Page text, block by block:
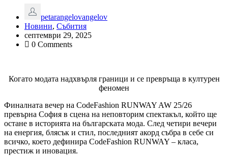
petarangelovangelov
Новини, Събития
септември 29, 2025
0 Comments
Когато модата надхвърля граници и се превръща в културен
феномен
Финалната вечер на CodeFashion RUNWAY AW 25/26
превърна София в сцена на неповторим спектакъл, който ще
остане в историята на българската мода. След четири вечери
на енергия, блясък и стил, последният акорд събра в себе си
всичко, което дефинира CodeFashion RUNWAY – класа,
престиж и иновация.